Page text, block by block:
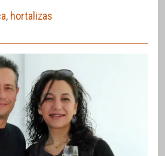
, hortalizas